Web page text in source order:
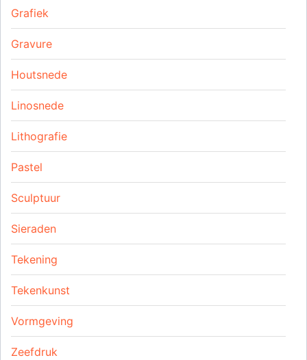
Grafiek
Gravure
Houtsnede
Linosnede
Lithografie
Pastel
Sculptuur
Sieraden
Tekening
Tekenkunst
Vormgeving
Zeefdruk